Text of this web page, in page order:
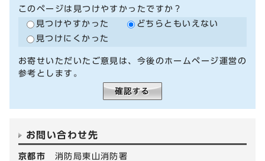
このページは見つけやすかったですか？
見つけやすかった
どちらともいえない
見つけにくかった
お寄せいただいたご意見は、今後のホームページ運営の
参考とします。
お問い合わせ先
京都市 消防局東山消防署